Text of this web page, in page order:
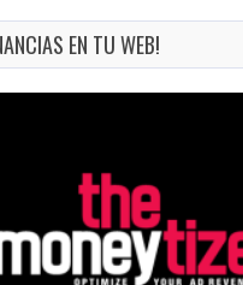
EN TU WEB!